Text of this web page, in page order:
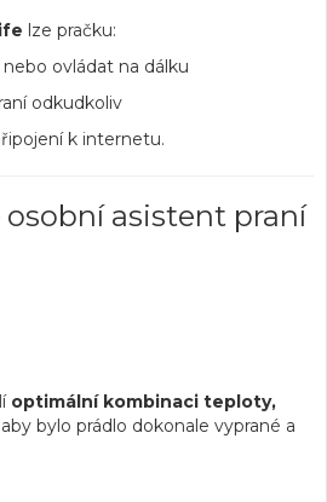
lze pračku:
ovládat na dálku
odkudkoliv
k internetu.
osobní asistent praní
optimální kombinaci teploty,
bylo prádlo dokonale vyprané a